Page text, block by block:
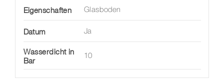
Eigenschaften Glasboden
Datum Ja
Wasserdicht in
Bar
10